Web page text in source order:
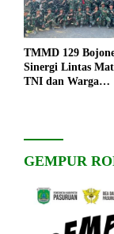
TMMD 129
Sinergi Lintas
TNI dan Warga
GEMPUR